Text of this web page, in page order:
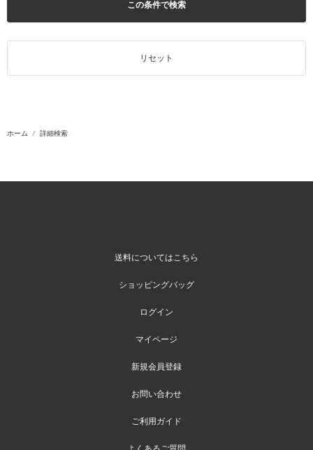
この条件で検索
リセット
ホーム 詳細検索
送料についてはこちら
ショッピングバッグ
ログイン
マイページ
新規会員登録
お問い合わせ
ご利用ガイド